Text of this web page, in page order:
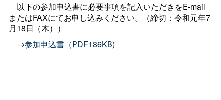
以下の参加申込書に必要事項を記入いただきをE-mail
またはFAXにてお申し込みください。（締切：令和元年7
月18日（木））
→参加申込書（PDF186KB)